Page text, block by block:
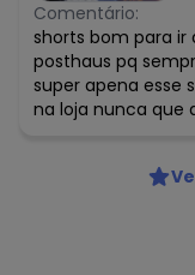
Comentário:
shorts bom para
posthaus pq
super apena esse
na loja nunca que